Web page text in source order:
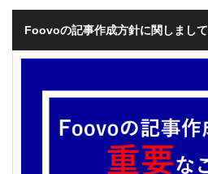
Foovoの記事作成方針に関しまして